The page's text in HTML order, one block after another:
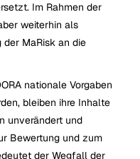
Im Rahmen der
weiterhin als
der MaRisk an die
nationale Vorgaben
bleiben ihre Inhalte
unverändert und
Bewertung und zum
der Wegfall der